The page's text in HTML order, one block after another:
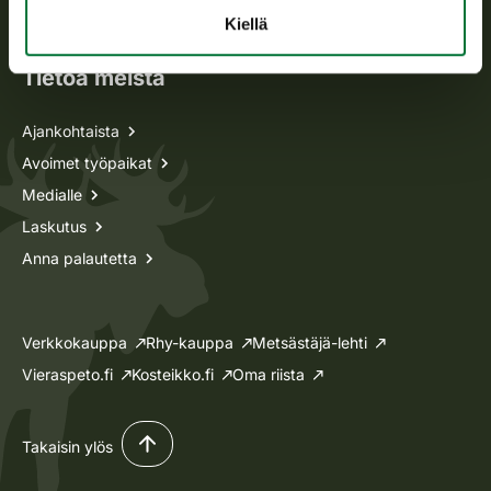
Kiellä
Tietoa meistä
Ajankohtaista
Avoimet työpaikat
Medialle
Laskutus
Anna palautetta
Verkkokauppa Rhy-kauppa
Metsästäjä-lehti
Vieraspeto.fi
Kosteikko.fi Oma riista
Takaisin ylös